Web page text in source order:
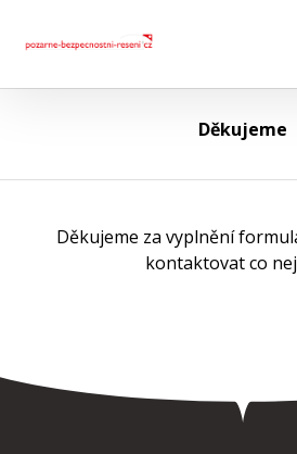
Děkujeme
Děkujeme za vyplnění
kontaktovat co